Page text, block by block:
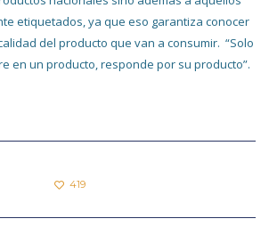
etiquetados, ya que eso garantiza conocer
del producto que van a consumir. “Solo
en un producto, responde por su producto”.
419